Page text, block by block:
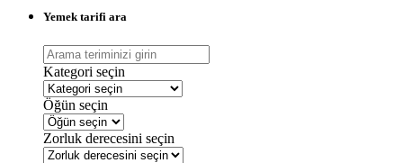
Yemek tarifi ara
Kategori seçin
Öğün seçin
Zorluk derecesini seçin